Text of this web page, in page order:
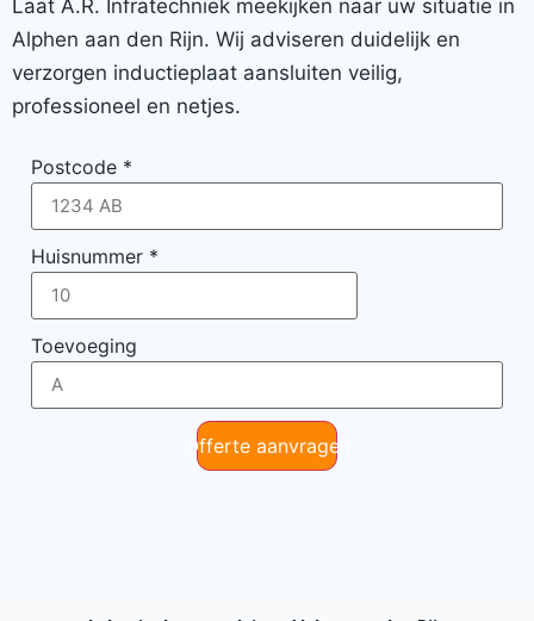
Laat A.R. Infratechniek meekijken naar uw situatie in
Alphen aan den Rijn. Wij adviseren duidelijk en
verzorgen inductieplaat aansluiten veilig,
professioneel en netjes.
Postcode *
Huisnummer *
Toevoeging
Offerte aanvragen